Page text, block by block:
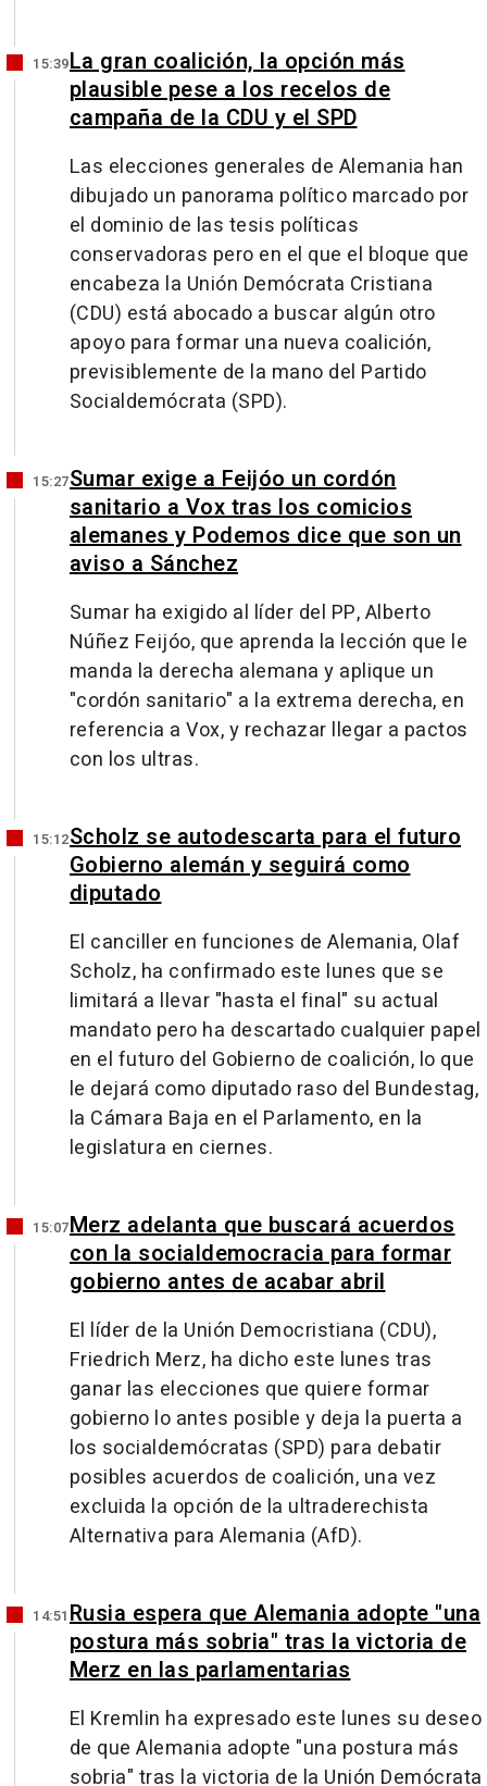
15:39La gran coalición, la opción más
plausible pese a los recelos de
campaña de la CDU y el SPD
Las elecciones generales de Alemania han
dibujado un panorama político marcado por
el dominio de las tesis políticas
conservadoras pero en el que el bloque que
encabeza la Unión Demócrata Cristiana
(CDU) está abocado a buscar algún otro
apoyo para formar una nueva coalición,
previsiblemente de la mano del Partido
Socialdemócrata (SPD).
15:27Sumar exige a Feijóo un cordón
sanitario a Vox tras los comicios
alemanes y Podemos dice que son un
aviso a Sánchez
Sumar ha exigido al líder del PP, Alberto
Núñez Feijóo, que aprenda la lección que le
manda la derecha alemana y aplique un
"cordón sanitario" a la extrema derecha, en
referencia a Vox, y rechazar llegar a pactos
con los ultras.
15:12Scholz se autodescarta para el futuro
Gobierno alemán y seguirá como
diputado
El canciller en funciones de Alemania, Olaf
Scholz, ha confirmado este lunes que se
limitará a llevar "hasta el final" su actual
mandato pero ha descartado cualquier papel
en el futuro del Gobierno de coalición, lo que
le dejará como diputado raso del Bundestag,
la Cámara Baja en el Parlamento, en la
legislatura en ciernes.
15:07Merz adelanta que buscará acuerdos
con la socialdemocracia para formar
gobierno antes de acabar abril
El líder de la Unión Democristiana (CDU),
Friedrich Merz, ha dicho este lunes tras
ganar las elecciones que quiere formar
gobierno lo antes posible y deja la puerta a
los socialdemócratas (SPD) para debatir
posibles acuerdos de coalición, una vez
excluida la opción de la ultraderechista
Alternativa para Alemania (AfD).
14:51 Rusia espera que Alemania adopte "una
postura más sobria" tras la victoria de
Merz en las parlamentarias
El Kremlin ha expresado este lunes su deseo
de que Alemania adopte "una postura más
sobria" tras la victoria de la Unión Demócrata